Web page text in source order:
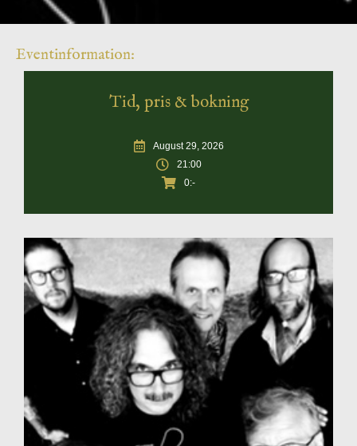
Eventinformation:
Tid, pris & bokning
August 29, 2026
21:00
0:-